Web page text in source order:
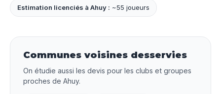
Estimation licenciés à Ahuy : ~55 joueurs
Communes voisines desservies
On étudie aussi les devis pour les clubs et groupes
proches de Ahuy.